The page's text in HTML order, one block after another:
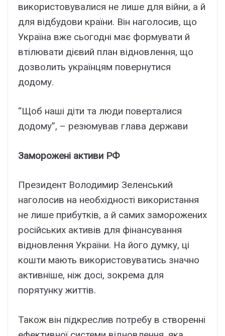
використовувалися не лише для війни, а й
для відбудови країни. Він наголосив, що
Україна вже сьогодні має формувати й
втілювати дієвий план відновлення, що
дозволить українцям повернутися
додому.
“Щоб наші діти та люди поверталися
додому”, – резюмував глава держави
Заморожені активи РФ
Президент Володимир Зеленський
наголосив на необхідності використання
не лише прибутків, а й самих заморожених
російських активів для фінансування
відновлення України. На його думку, ці
кошти мають використовуватись значно
активніше, ніж досі, зокрема для
порятунку життів.
Також він підкреслив потребу в створенні